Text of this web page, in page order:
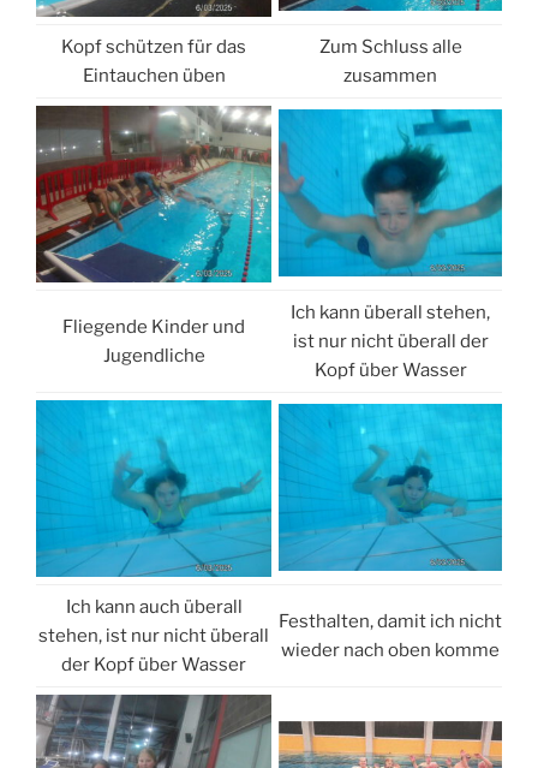
Kopf schützen für das
Eintauchen üben
Zum Schluss alle
zusammen
Fliegende Kinder und
Jugendliche
Ich kann überall stehen,
ist nur nicht überall der
Kopf über Wasser
Ich kann auch überall
stehen, ist nur nicht überall
der Kopf über Wasser
Festhalten, damit ich nicht
wieder nach oben komme